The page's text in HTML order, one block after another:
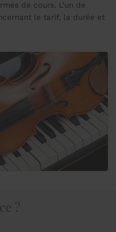
de cours. L’un de
le tarif, la durée et
?